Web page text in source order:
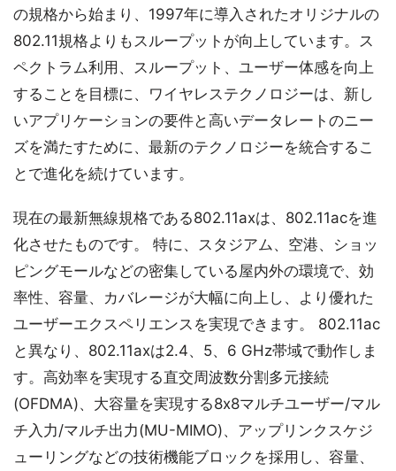
の規格から始まり、1997年に導入されたオリジナルの
802.11規格よりもスループットが向上しています。ス
ペクトラム利用、スループット、ユーザー体感を向上
することを目標に、ワイヤレステクノロジーは、新し
いアプリケーションの要件と高いデータレートのニー
ズを満たすために、最新のテクノロジーを統合するこ
とで進化を続けています。
現在の最新無線規格である802.11axは、802.11acを進
化させたものです。 特に、スタジアム、空港、ショッ
ピングモールなどの密集している屋内外の環境で、効
率性、容量、カバレージが大幅に向上し、より優れた
ユーザーエクスペリエンスを実現できます。 802.11ac
と異なり、802.11axは2.4、5、6 GHz帯域で動作しま
す。高効率を実現する直交周波数分割多元接続
(OFDMA)、大容量を実現する8x8マルチユーザー/マル
チ入力/マルチ出力(MU-MIMO)、アップリンクスケジ
ューリングなどの技術機能ブロックを採用し、容量、